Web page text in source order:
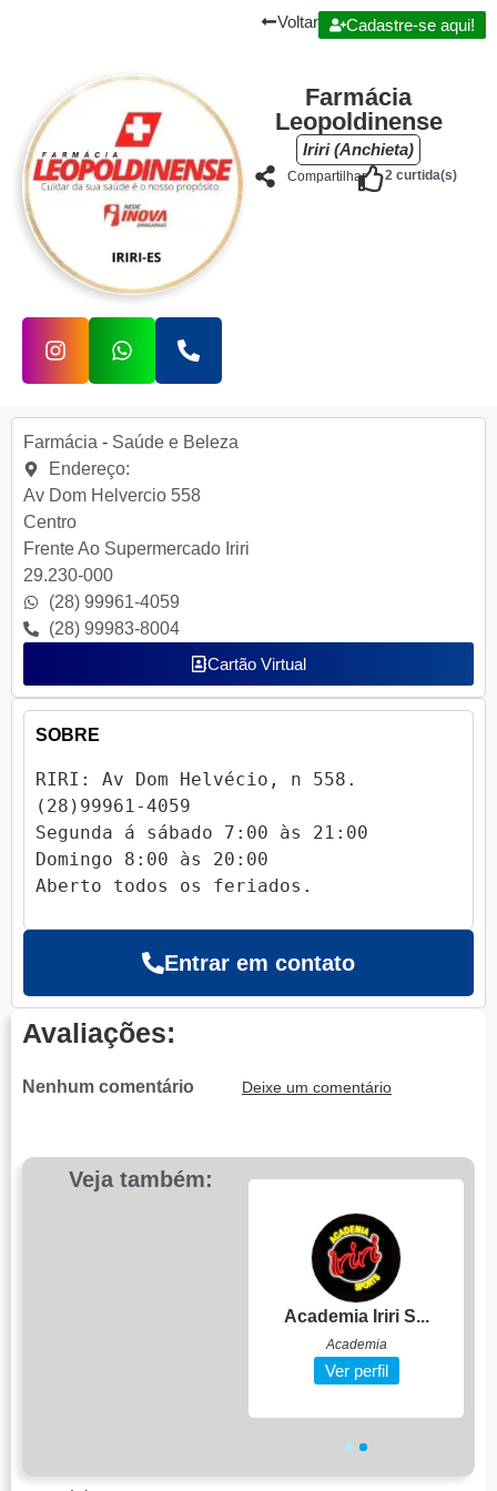
Cadastre-se aqui!
Voltar
Farmácia
Leopoldinense
Iriri (Anchieta)
Compartilhar 2 curtida(s)
Farmácia - Saúde e Beleza
Endereço:
Av Dom Helvercio 558
Centro
Frente Ao Supermercado Iriri
29.230-000
(28) 99961-4059
(28) 99983-8004
Cartão Virtual
SOBRE
RIRI: Av Dom Helvécio, n 558.
(28)99961-4059
Segunda á sábado 7:00 às 21:00
Domingo 8:00 às 20:00
Aberto todos os feriados.
Entrar em contato
Avaliações:
Nenhum comentário Deixe um comentário
Veja também:
Academia Iriri S...
Academia
Ver perfil